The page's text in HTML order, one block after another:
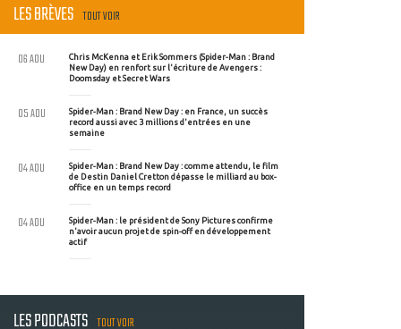
LES BRÈVES TOUT VOIR
Chris McKenna et Erik Sommers (Spider-Man : Brand
New Day) en renfort sur l'écriture de Avengers :
Doomsday et Secret Wars
06 AOU
Spider-Man : Brand New Day : en France, un succès
record aussi avec 3 millions d'entrées en une
semaine
05 AOU
Spider-Man : Brand New Day : comme attendu, le film
de Destin Daniel Cretton dépasse le milliard au box-
office en un temps record
04 AOU
Spider-Man : le président de Sony Pictures confirme
n'avoir aucun projet de spin-off en développement
actif
04 AOU
LES PODCASTS TOUT VOIR